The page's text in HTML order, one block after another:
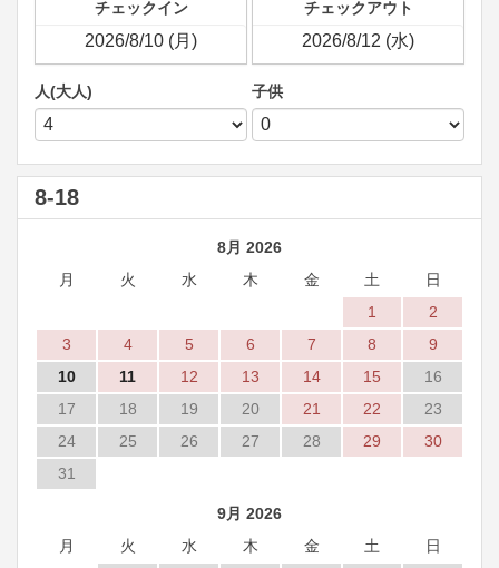
チェックイン チェックアウト
人(大人) 子供
8-18
8月 2026
月
火 水 木 金 土
日
1
2
3
4 5 6 7 8
9
10
11 12 13 14 15
16
17
18 19 20 21 22
23
24
25 26 27 28 29
30
31
9月 2026
月
火 水 木 金 土
日